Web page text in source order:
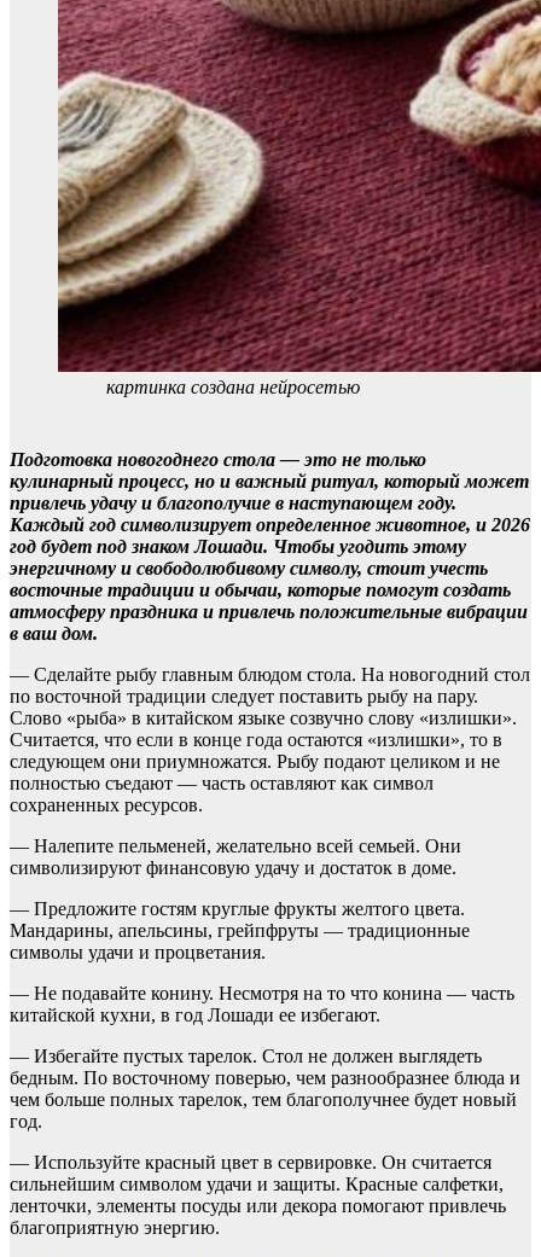
картинка создана нейросетью
Подготовка новогоднего стола — это не только
кулинарный процесс, но и важный ритуал, который может
привлечь удачу и благополучие в наступающем году.
Каждый год символизирует определенное животное, и 2026
год будет под знаком Лошади. Чтобы угодить этому
энергичному и свободолюбивому символу, стоит учесть
восточные традиции и обычаи, которые помогут создать
атмосферу праздника и привлечь положительные вибрации
в ваш дом.
— Сделайте рыбу главным блюдом стола. На новогодний стол
по восточной традиции следует поставить рыбу на пару.
Слово «рыба» в китайском языке созвучно слову «излишки».
Считается, что если в конце года остаются «излишки», то в
следующем они приумножатся. Рыбу подают целиком и не
полностью съедают — часть оставляют как символ
сохраненных ресурсов.
— Налепите пельменей, желательно всей семьей. Они
символизируют финансовую удачу и достаток в доме.
— Предложите гостям круглые фрукты желтого цвета.
Мандарины, апельсины, грейпфруты — традиционные
символы удачи и процветания.
— Не подавайте конину. Несмотря на то что конина — часть
китайской кухни, в год Лошади ее избегают.
— Избегайте пустых тарелок. Стол не должен выглядеть
бедным. По восточному поверью, чем разнообразнее блюда и
чем больше полных тарелок, тем благополучнее будет новый
год.
— Используйте красный цвет в сервировке. Он считается
сильнейшим символом удачи и защиты. Красные салфетки,
ленточки, элементы посуды или декора помогают привлечь
благоприятную энергию.